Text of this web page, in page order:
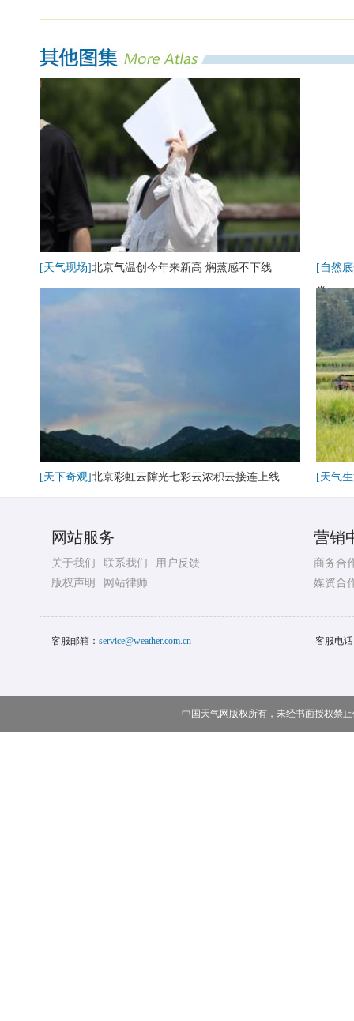
[天气现场]北京气温创今年来新高 焖蒸感不下线
[自然
卷
[天下奇观]北京彩虹云隙光七彩云浓积云接连上线 [天气
网站服务
关于我们 联系我们
用户反馈
版权声明
网站律师
营销
商务合
媒资合
客服邮箱： service@weather.com.cn 客服电
中国天气网版权所有，未经书面授权